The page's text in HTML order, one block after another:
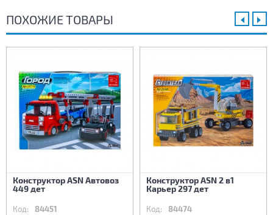
ПОХОЖИЕ ТОВАРЫ
Конструктор ASN Автовоз
449 дет
Код: 84451
Конструктор ASN 2 в1
Карьер 297 дет
Код: 84474